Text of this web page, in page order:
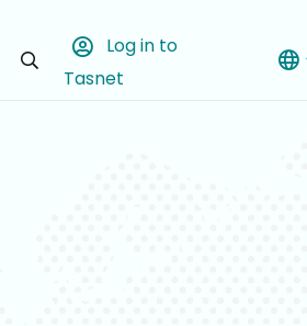
Open
searchbar
Log in to
Tasnet